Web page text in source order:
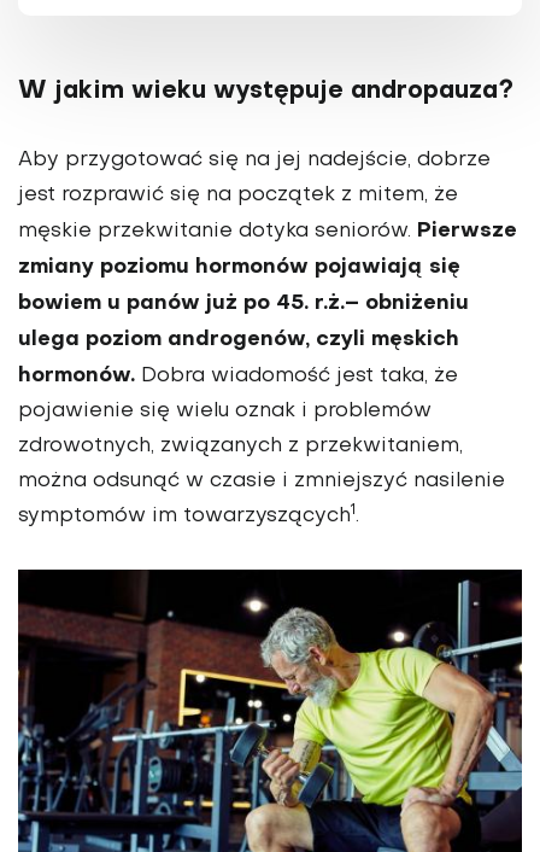
W jakim wieku występuje andropauza?
Aby przygotować się na jej nadejście, dobrze
jest rozprawić się na początek z mitem, że
męskie przekwitanie dotyka seniorów. Pierwsze
zmiany poziomu hormonów pojawiają się
bowiem u pa­nów już po 45. r.ż.– obniżeniu
ulega poziom androgenów, czyli męskich
hormonów. Dobra wiadomość jest taka, że
pojawienie się wielu oznak i problemów
zdrowotnych, związanych z przekwitaniem,
można odsunąć w czasie i zmniejszyć nasilenie
symptomów im towarzyszących1.